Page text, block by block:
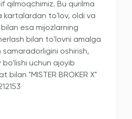
qilmoqchimiz. Bu qurilma
kartalardan to'lov, oldi va
esa mijozlarning
bilan to'lovni amalga
samaradorligini oshirish,
bo'lishi uchun ajoyib
bilan "MISTER BROKER X"